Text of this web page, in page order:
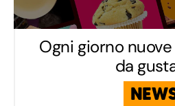
Ogni giorno
da